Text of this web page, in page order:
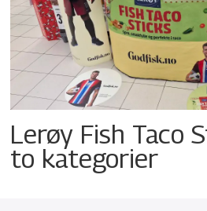
Lerøy Fish Taco
to kategorier